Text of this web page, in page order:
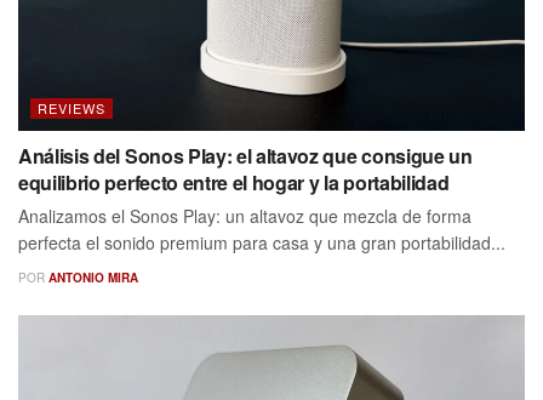
REVIEWS
Análisis del Sonos Play: el altavoz que consigue un
equilibrio perfecto entre el hogar y la portabilidad
Analizamos el Sonos Play: un altavoz que mezcla de forma
perfecta el sonido premium para casa y una gran portabilidad...
POR ANTONIO MIRA